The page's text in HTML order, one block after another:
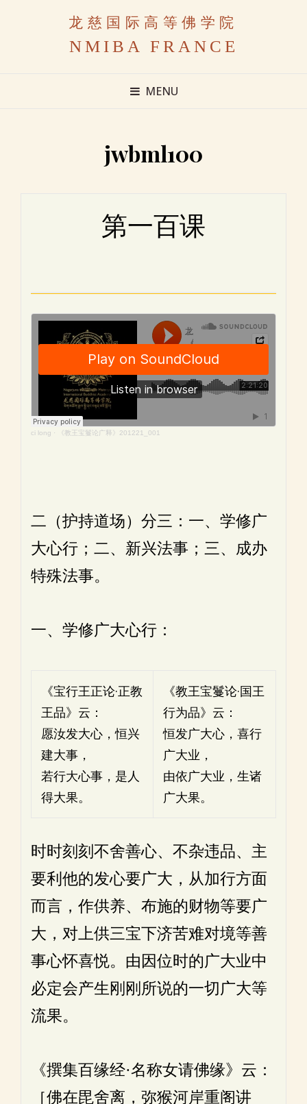
龙慈国际高等佛学院
NMIBA FRANCE
MENU
jwbml100
第一百课
ci long · 《教王宝鬘论广释》201221_001
二（护持道场）分三：一、学修广
大心行；二、新兴法事；三、成办
特殊法事。
一、学修广大心行：
《宝行王正论·正教
王品》云：
愿汝发大心，恒兴
建大事，
若行大心事，是人
得大果。
《教王宝鬘论·国王
行为品》云：
恒发广大心，喜行
广大业，
由依广大业，生诸
广大果。
时时刻刻不舍善心、不杂违品、主
要利他的发心要广大，从加行方面
而言，作供养、布施的财物等要广
大，对上供三宝下济苦难对境等善
事心怀喜悦。由因位时的广大业中
必定会产生刚刚所说的一切广大等
流果。
《撰集百缘经·名称女请佛缘》云：
［佛在毘舍离，弥猴河岸重阁讲